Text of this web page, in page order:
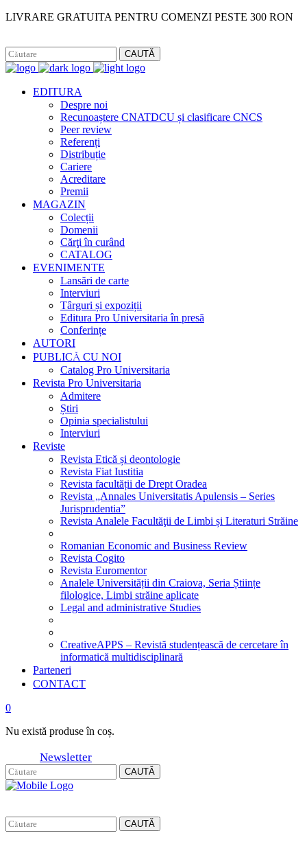
LIVRARE GRATUITA PENTRU COMENZI PESTE 300 RON
CAUTĂ
EDITURA
Despre noi
Recunoaștere CNATDCU și clasificare CNCS
Peer review
Referenți
Distribuție
Cariere
Acreditare
Premii
MAGAZIN
Colecții
Domenii
Cărţi în curând
CATALOG
EVENIMENTE
Lansări de carte
Interviuri
Târguri și expoziții
Editura Pro Universitaria în presă
Conferințe
AUTORI
PUBLICĂ CU NOI
Catalog Pro Universitaria
Revista Pro Universitaria
Admitere
Știri
Opinia specialistului
Interviuri
Reviste
Revista Etică și deontologie
Revista Fiat Iustitia
Revista facultății de Drept Oradea
Revista „Annales Universitatis Apulensis – Series
Jurisprudentia”
Revista Analele Facultăţii de Limbi și Literaturi Străine
Romanian Economic and Business Review
Revista Cogito
Revista Euromentor
Analele Universității din Craiova, Seria Științe
filologice, Limbi străine aplicate
Legal and administrative Studies
CreativeAPPS – Revistă studențească de cercetare în
informatică multidisciplinară
Parteneri
CONTACT
0
Nu există produse în coș.
Newsletter
CAUTĂ
CAUTĂ